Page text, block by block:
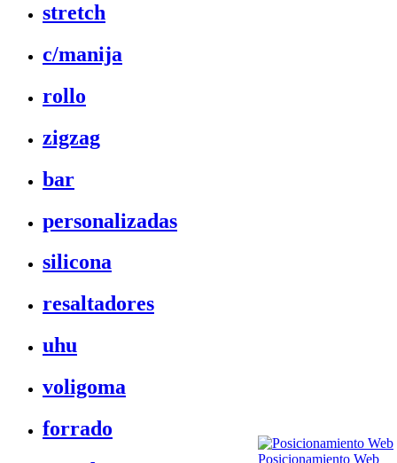
stretch
c/manija
rollo
zigzag
bar
personalizadas
silicona
resaltadores
uhu
voligoma
forrado
Posicionamiento Web